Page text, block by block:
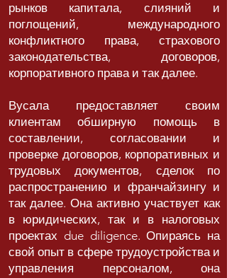
рынков капитала, слияний и
поглощений, международного
конфликтного права, страхового
законодательства, договоров,
корпоративного права и так далее.
Вусала предоставляет своим
клиентам обширную помощь в
составлении, согласовании и
проверке договоров, корпоративных и
трудовых документов, сделок по
распространению и франчайзингу и
так далее. Она активно участвует как
в юридических, так и в налоговых
проектах due diligence. Опираясь на
свой опыт в сфере трудоустройства и
управления персоналом, она